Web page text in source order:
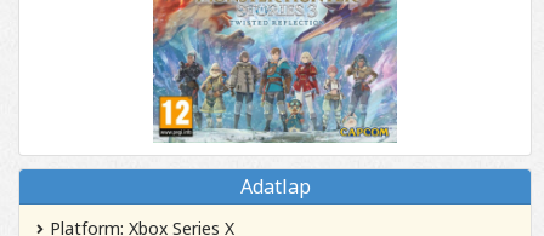
Adatlap
Platform: Xbox Series X